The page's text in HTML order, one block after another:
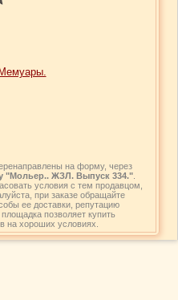
на форму, через
"Мольер.. ЖЗЛ. Выпуск 334.".
условия с тем продавцом,
при заказе обращайте
ее доставки, репутацию
позволяет купить
на хороших условиях.